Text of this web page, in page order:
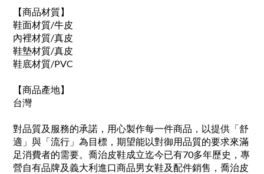
【商品材質】
鞋面材質/牛皮
內裡材質/真皮
鞋墊材質/真皮
鞋底材質/PVC
【商品產地】
台灣
對品質及服務的承諾，用心製作每一件商品，以提供「舒
適」與「流行」為目標，期望能以對御用品質的要求來滿
足消費者的需要。喬治皮鞋成立迄今已有70多年歷史，專
營自有品牌及義大利進口商品男女鞋及配件銷售，喬治皮